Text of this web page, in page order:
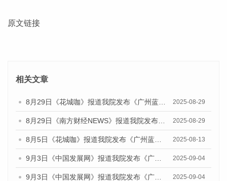
原文链接
相关文章
2025-08-29
2025-08-29
2025-08-13
2025-09-04
2025-09-04